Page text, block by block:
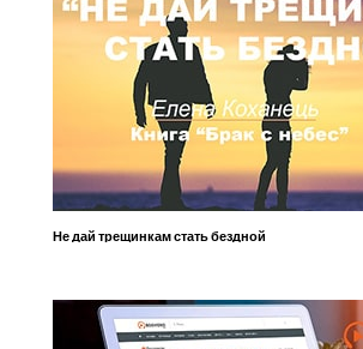
Не дай трещинкам стать бездной